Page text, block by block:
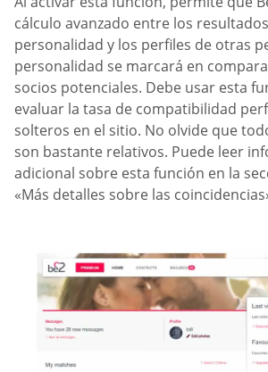
cálculo avanzado entre los
personalidad y los perfiles de otras
personalidad se marcará en
socios potenciales. Debe usar esta
evaluar la tasa de compatibilidad
solteros en el sitio. No olvide que
son bastante relativos. Puede leer
adicional sobre esta función en la
«Más detalles sobre las